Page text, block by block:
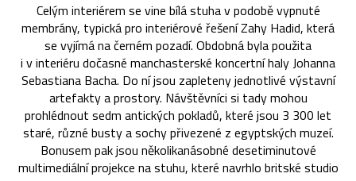
Celým interiérem se vine bílá stuha v podobě vypnuté
membrány, typická pro interiérové řešení Zahy Hadid, která
se vyjímá na černém pozadí. Obdobná byla použita
i v interiéru dočasné manchasterské koncertní haly Johanna
Sebastiana Bacha. Do ní jsou zapleteny jednotlivé výstavní
artefakty a prostory. Návštěvníci si tady mohou
prohlédnout sedm antických pokladů, které jsou 3 300 let
staré, různé busty a sochy přivezené z egyptských muzeí.
Bonusem pak jsou několikanásobné desetiminutové
multimediální projekce na stuhu, které navrhlo britské studio